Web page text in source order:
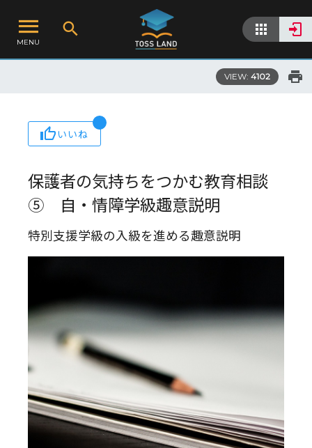
MENU
VIEW: 4102
いいね
保護者の気持ちをつかむ教育相談
⑤ 自・情障学級趣意説明
特別支援学級の入級を進める趣意説明